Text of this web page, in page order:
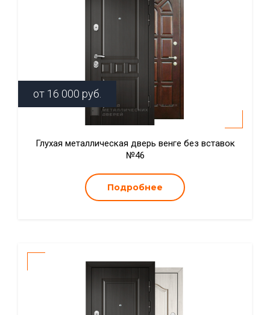
от 16 000 руб.
Глухая металлическая дверь венге без вставок
№46
Подробнее